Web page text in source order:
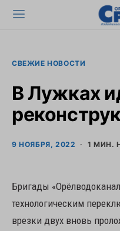
СВЕЖИЕ НОВОСТИ
В Лужках
9 НОЯБРЯ, 2022 1 МИН.
Бригады
технологическим
врезки двух вновь